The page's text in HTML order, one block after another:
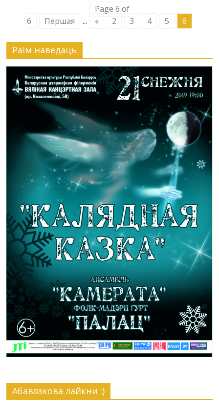
Page 6 of
6
Першая ... « 2 3 4 5 6
Раiм наведаць
Абавязкова лайкни :)